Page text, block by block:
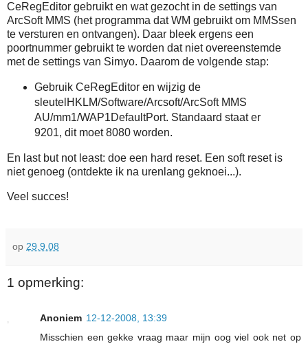
CeRegEditor gebruikt en wat gezocht in de settings van
ArcSoft MMS (het programma dat WM gebruikt om MMSsen
te versturen en ontvangen). Daar bleek ergens een
poortnummer gebruikt te worden dat niet overeenstemde
met de settings van Simyo. Daarom de volgende stap:
Gebruik CeRegEditor en wijzig de
sleutelHKLM/Software/Arcsoft/ArcSoft MMS
AU/mm1/WAP1DefaultPort. Standaard staat er
9201, dit moet 8080 worden.
En last but not least: doe een hard reset. Een soft reset is
niet genoeg (ontdekte ik na urenlang geknoei...).
Veel succes!
op 29.9.08
1 opmerking:
Anoniem 12-12-2008, 13:39
Misschien een gekke vraag maar mijn oog viel ook net op